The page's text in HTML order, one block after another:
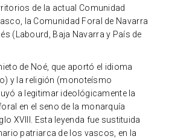
de la actual Comunidad
la Comunidad Foral de Navarra
(Labourd, Baja Navarra y País de
de Noé, que aportó el idioma
y la religión (monoteísmo
a legitimar ideológicamente la
en el seno de la monarquía
XVIII. Esta leyenda fue sustituida
patriarca de los vascos, en la